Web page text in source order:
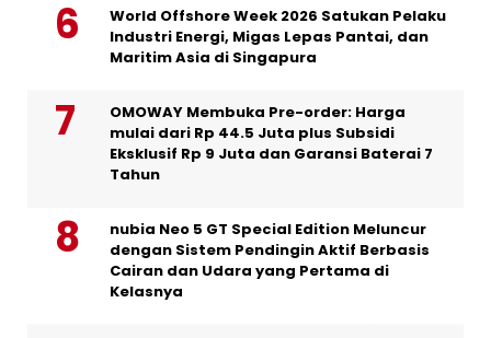
World Offshore Week 2026 Satukan Pelaku
Industri Energi, Migas Lepas Pantai, dan
Maritim Asia di Singapura
OMOWAY Membuka Pre-order: Harga
mulai dari Rp 44.5 Juta plus Subsidi
Eksklusif Rp 9 Juta dan Garansi Baterai 7
Tahun
nubia Neo 5 GT Special Edition Meluncur
dengan Sistem Pendingin Aktif Berbasis
Cairan dan Udara yang Pertama di
Kelasnya